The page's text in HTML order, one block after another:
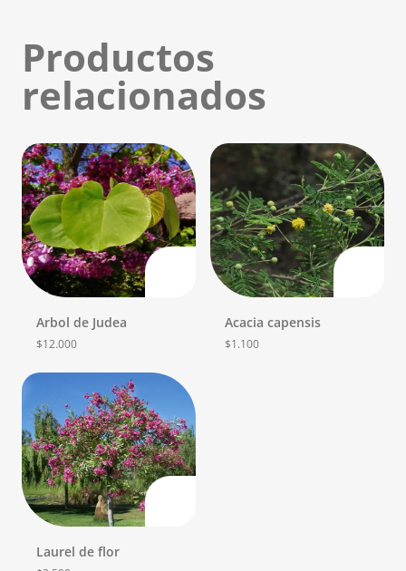
Productos
relacionados
Arbol de Judea
$12.000
Acacia capensis
$1.100
Laurel de flor